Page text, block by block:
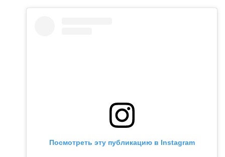
Посмотреть эту публикацию в Instagram